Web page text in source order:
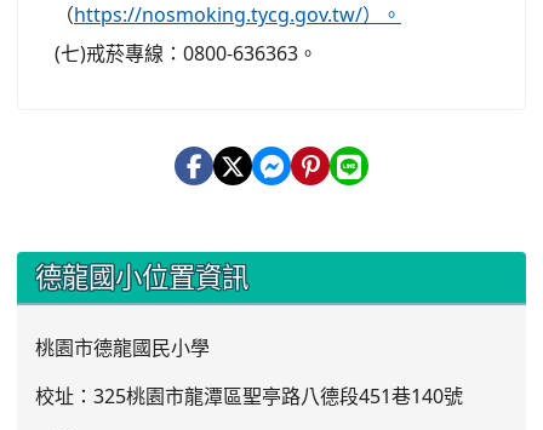
（https://nosmoking.tycg.gov.tw/）。
(七)戒菸專線：0800-636363。
::: 德龍國小位置資訊
桃園市德龍國民小學
校址：325桃園市龍潭區聖亭路八德段451巷140號